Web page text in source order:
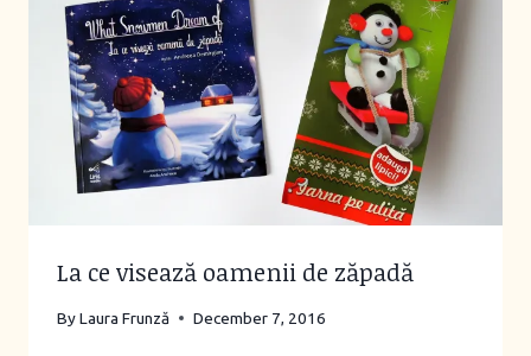
La ce visează oamenii de zăpadă
ByLaura Frunză December 7, 2016